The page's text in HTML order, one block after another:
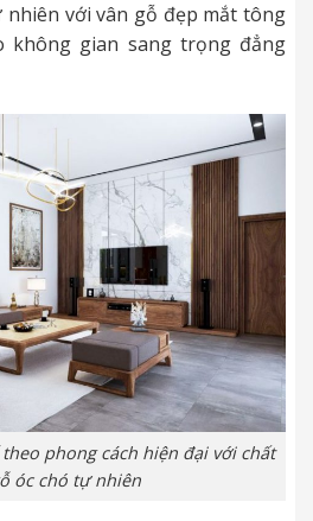
nhiên với vân gỗ đẹp mắt tông
không gian sang trọng đẳng
phong cách hiện đại với chất
óc chó tự nhiên